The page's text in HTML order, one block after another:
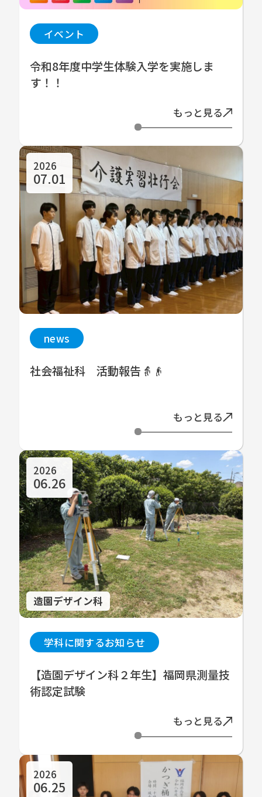
イベント
令和8年度中学生体験入学を実施しま
す！！
もっと見る
2026
07.01
news
社会福祉科 活動報告👵👴
もっと見る
2026
06.26
造園デザイン科
学科に関するお知らせ
【造園デザイン科２年生】福岡県測量技
術認定試験
もっと見る
2026
06.25